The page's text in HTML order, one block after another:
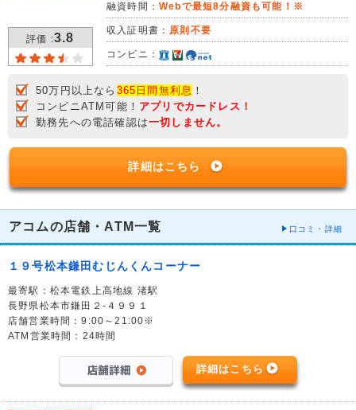
評価 :3.8
融資時間： Webで最短8分融資も可能！※
収入証明書： 原則不要
コンビニ：
50万円以上なら 365日間無利息 ！
コンビニATM可能！ アプリでカードレス！
勤務先への電話確認は一切しません。
詳細はこちら
アコムの店舗・ATM一覧 口コミ・詳細
１９号松本鎌田むじんくんコーナー
最寄駅：松本電鉄上高地線 渚駅
長野県松本市鎌田２-４９９１
店舗営業時間：9:00～21:00※
ATM営業時間：24時間
詳細はこちら